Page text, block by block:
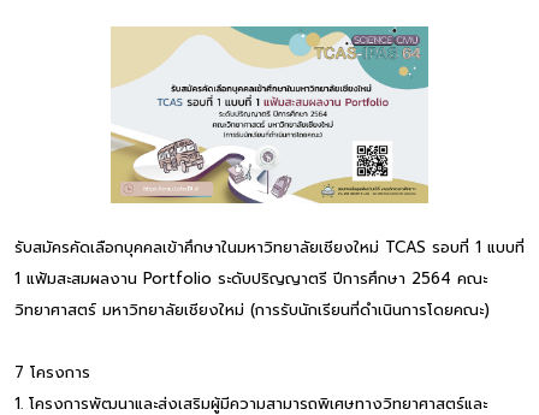
รับสมัครคัดเลือกบุคคลเข้าศึกษาในมหาวิทยาลัยเชียงใหม่ TCAS รอบที่ 1 แบบที่
1 แฟ้มสะสมผลงาน Portfolio ระดับปริญญาตรี ปีการศึกษา 2564 คณะ
วิทยาศาสตร์ มหาวิทยาลัยเชียงใหม่ (การรับนักเรียนที่ดำเนินการโดยคณะ)
7 โครงการ
1. โครงการพัฒนาและส่งเสริมผู้มีความสามารถพิเศษทางวิทยาศาสตร์และ